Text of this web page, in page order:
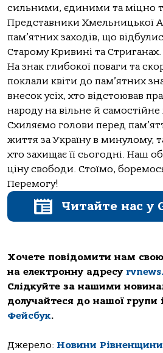
сильними, єдиними та міцно
Представники Хмельницької
пам’ятних заходів, що
Старому Кривині та Стриганах.
На знак глибокої поваги та
поклали квіти до пам’ятних
внесок усіх, хто відстоював
народу на вільне й
Схиляємо голови перед
життя за Україну в минулому,
хто захищає її сьогодні. Наш
ціну свободи. Стоїмо,
Перемогу!
Читайте нас у
Хочете повідомити нам
на електронну адресу
Слідкуйте за нашими
долучайтеся до нашої групи
Фейсбук.
Джерело: Новини Рівненщини